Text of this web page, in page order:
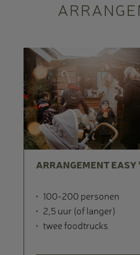
ARRANGEMENT EASY
100-200 personen
2,5 uur (of langer)
twee foodtrucks